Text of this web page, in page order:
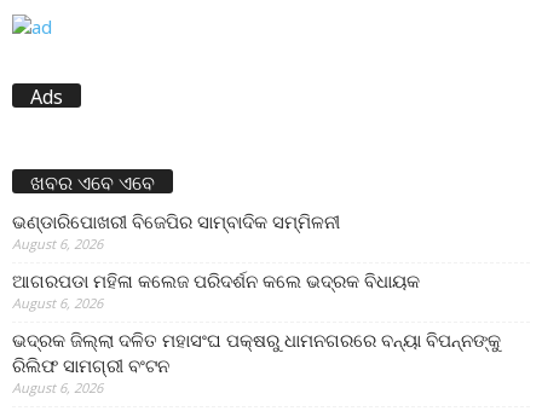
Ads
ଖବର ଏବେ ଏବେ
ଭଣ୍ଡାରିପୋଖରୀ ବିଜେପିର ସାମ୍ବାଦିକ ସମ୍ମିଳନୀ
August 6, 2026
ଆଗରପଡା ମହିଳା କଲେଜ ପରିଦର୍ଶନ କଲେ ଭଦ୍ରକ ବିଧାୟକ
August 6, 2026
ଭଦ୍ରକ ଜିଲ୍ଲା ଦଳିତ ମହାସଂଘ ପକ୍ଷରୁ ଧାମନଗରରେ ବନ୍ୟା ବିପନ୍ନଙ୍କୁ
ରିଲିଫ ସାମଗ୍ରୀ ବଂଟନ
August 6, 2026